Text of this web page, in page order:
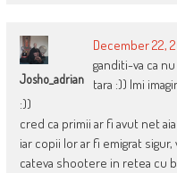
Josho_adrian
December 22,
ganditi-va ca
tara :)) Imi
:))
cred ca primii ar fi avut net
iar copii lor ar fi emigrat
cateva shootere in retea cu